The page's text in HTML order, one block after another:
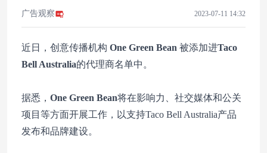
广告观察 2023-07-11 14:32
近日，创意传播机构 One Green Bean 被添加进Taco
Bell Australia的代理商名单中。
据悉， One Green Bean将在影响力、社交媒体和公关
项目等方面开展工作，以支持Taco Bell Australia产品
发布和品牌建设。